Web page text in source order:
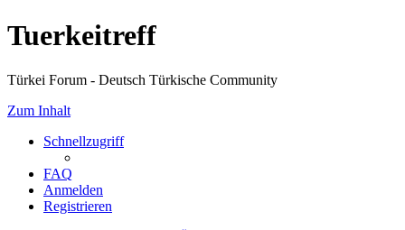
Tuerkeitreff
Türkei Forum - Deutsch Türkische Community
Zum Inhalt
Schnellzugriff
FAQ
Anmelden
Registrieren